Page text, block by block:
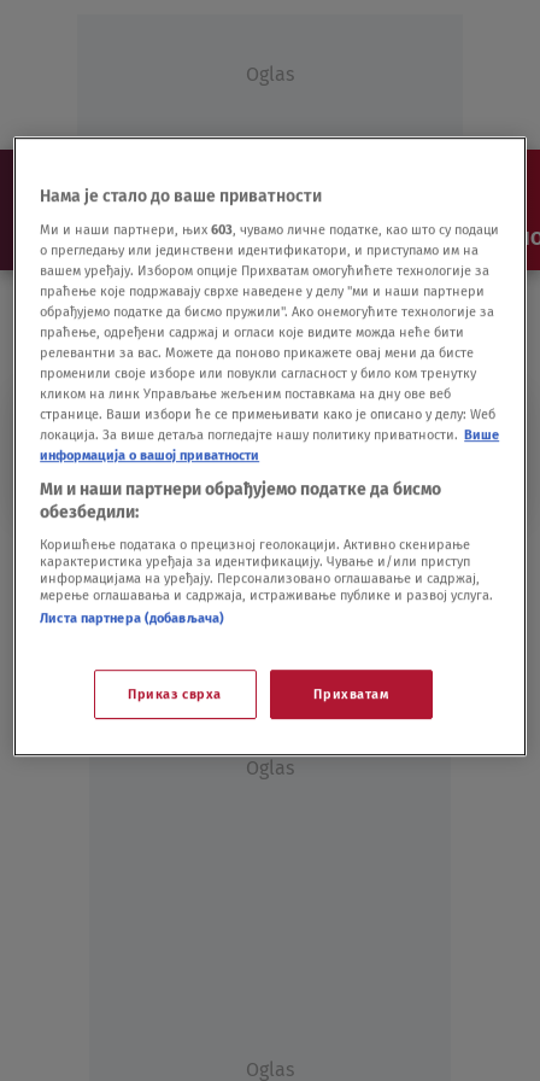
Oglas
NAJNOVIJE VESTI SHOW SPORT VIDEO
PATRIOTSKO-KOMITSKI
SAVEZ
Komite pretukle dvojicu pripadnika
Vojske Crne Gore
SVET09.04.21.
Oglas
Oglas
Нама је стало до ваше приватности
Ми и наши партнери, њих603, чувамо личне податке, као што су подаци
о прегледању или јединствени идентификатори, и приступамо им на
вашем уређају. Избором опције Прихватам омогућићете технологије за
праћење које подржавају сврхе наведене у делу "ми и наши партнери
обрађујемо податке да бисмо пружили". Ако онемогућите технологије за
праћење, одређени садржај и огласи које видите можда неће бити
релевантни за вас. Можете да поново прикажете овај мени да бисте
променили своје изборе или повукли сагласност у било ком тренутку
кликом на линк Управљање жељеним поставкама на дну ове веб
странице. Ваши избори ће се примењивати како је описано у делу: Wеб
локација. За више детаља погледајте нашу политику приватности. Више
информација о вашој приватности
Ми и наши партнери обрађујемо податке да бисмо
обезбедили:
Коришћење података о прецизној геолокацији. Активно скенирање
карактеристика уређаја за идентификацију. Чување и/или приступ
информацијама на уређају. Персонализовано оглашавање и садржај,
мерење оглашавања и садржаја, истраживање публике и развој услуга.
Листа партнера (добављача)
Приказ сврха Прихватам